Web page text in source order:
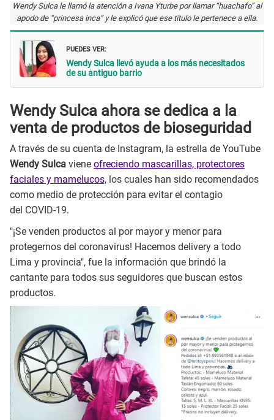
Wendy Sulca le llamó la atención a Ivana Yturbe por llamar “huachafo” al
apodo de “princesa inca” y le explicó que ese título le pertenece a ella.
PUEDES VER:
Wendy Sulca llevó ayuda a los más necesitados
de su antiguo barrio
Wendy Sulca ahora se dedica a la
venta de productos de bioseguridad
A través de su cuenta de Instagram, la estrella de YouTube
Wendy Sulca viene ofreciendo mascarillas, protectores
faciales y mamelucos, los cuales han sido recomendados
como medio de protección para evitar el contagio
del COVID-19.
"¡Se venden productos al por mayor y menor para
protegernos del coronavirus! Hacemos delivery a todo
Lima y provincia", fue la información que brindó la
cantante para todos sus seguidores que buscan estos
productos.